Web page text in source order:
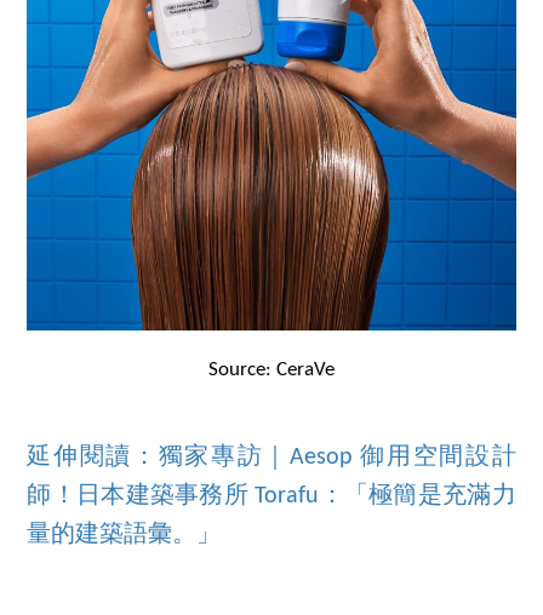
Source: CeraVe
延伸閱讀：獨家專訪｜Aesop 御用空間設計
師！日本建築事務所 Torafu：「極簡是充滿力
量的建築語彙。」